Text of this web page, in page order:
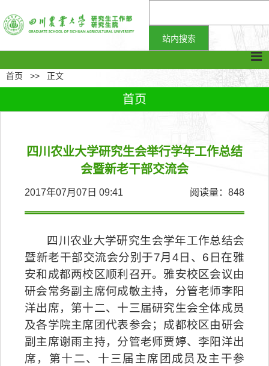
首页 >> 正文
首页
四川农业大学研究生会举行学年工作总结
会暨新老干部交流会
2017年07月07日 09:41 阅读量： 848
四川农业大学研究生会学年工作总结会
暨新老干部交流会分别于7月4日、6日在雅
安和 成都两校区顺利召开。 雅安校区会议由
研会常务副主席何成敏主持，分管老师李阳
洋出席，第十二、十三届研究生会全体成员
及各学院主席团代表参会；成都校区由研会
副主席谢雨主持，分管老师贾婷、李阳洋出
席 ，第十二、十三届主席团成员及主干参